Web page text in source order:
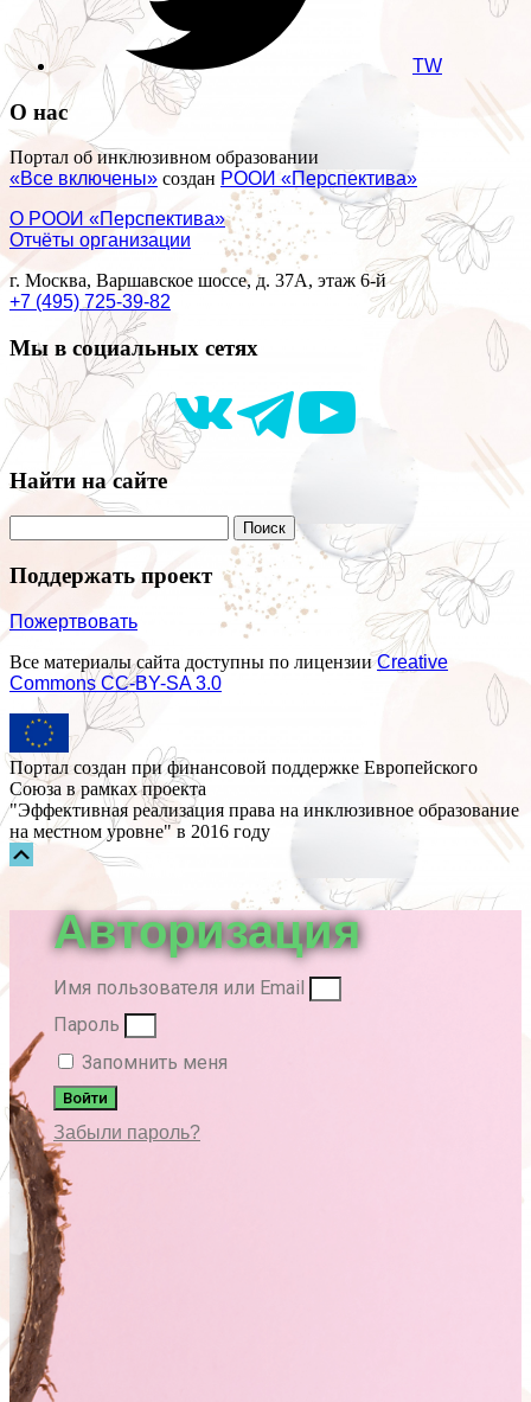
TW
О нас
Портал об инклюзивном образовании
«Все включены» создан РООИ «Перспектива»
О РООИ «Перспектива»
Отчёты организации
г. Москва, Варшавское шоссе, д. 37А, этаж 6-й
+7 (495) 725-39-82
Мы в социальных сетях
Найти на сайте
Поддержать проект
Пожертвовать
Все материалы сайта доступны по лицензииCreative
Commons СС-BY-SA 3.0
Портал создан при финансовой поддержке Европейского
Союза в рамках проекта
"Эффективная реализация права на инклюзивное образование
на местном уровне" в 2016 году
Прокрутка
Авторизация
Имя пользователя или Email
Пароль
Запомнить меня
Войти
Забыли пароль?